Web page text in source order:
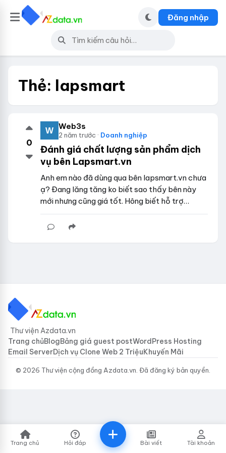
Đăng nhập
Thẻ: lapsmart
0
Web3s
2 năm trước · Doanh nghiệp
Đánh giá chất lượng sản phẩm dịch
vụ bên Lapsmart.vn
Anh em nào đã dùng qua bên lapsmart.vn chưa
ạ? Đang lăng tăng ko biết sao thấy bên này
mới nhưng cũng giá tốt. Hông biết hỗ trợ…
Thư viện Azdata.vn
Trang chủBlogBảng giá guest postWordPress Hosting
Email ServerDịch vụ Clone Web 2 TriệuKhuyến Mãi
© 2026 Thư viện cộng đồng Azdata.vn. Đã đăng ký bản quyền.
Trang chủ Hỏi đáp Bài viết Tài khoản